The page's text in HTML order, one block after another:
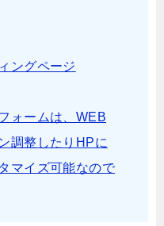
ングページ
ォームは、WEB
調整したりHPに
マイズ可能なので